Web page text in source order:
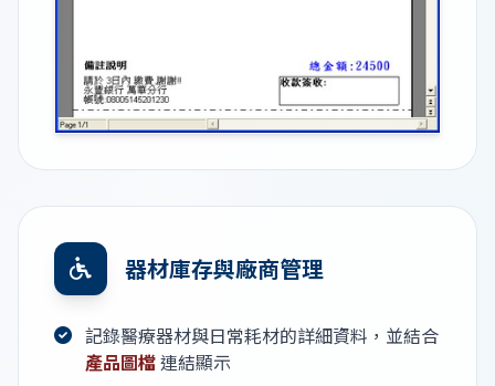
器材庫存與廠商管理
記錄醫療器材與日常耗材的詳細資料，並結合
產品圖檔連結顯示